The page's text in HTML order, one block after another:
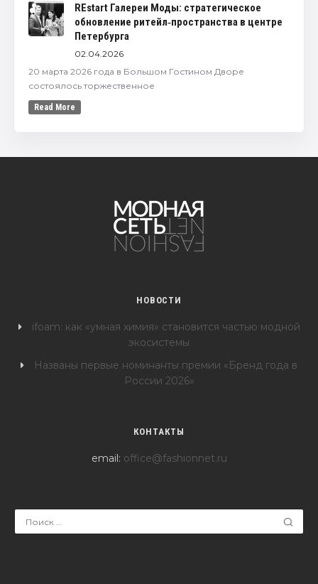
REstart Галереи Моды: стратегическое
обновление ритейл‑пространства в центре
Петербурга
02.04.2026
20 марта 2026 года в Большом Гостином Дворе
состоялось торжественное
Read More
НОВОСТИ
ifoam: как «умная химия» становится частью модной
экосистемы
Названы первые номинанты премии «Бренд года в
России 2026»
КОНТАКТЫ
email: office@fashionnet.ru